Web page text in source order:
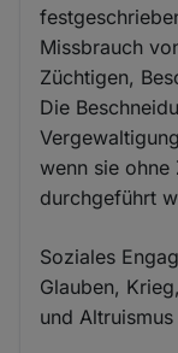
Missbrauch
Züchtigen,
Die
wenn sie ohne
durchgeführt
Soziales
Glauben,
und